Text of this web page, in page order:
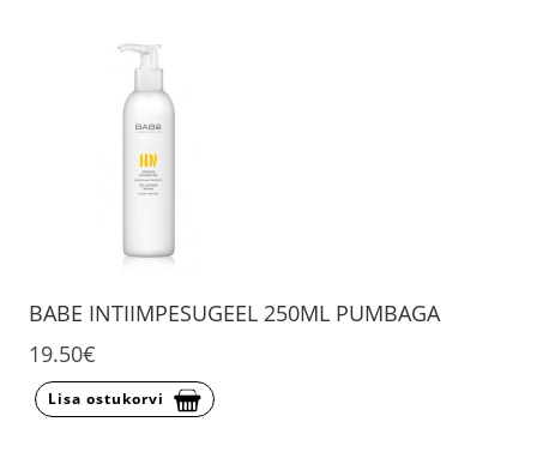
BABE INTIIMPESUGEEL 250ML PUMBAGA
19.50€
Lisa ostukorvi